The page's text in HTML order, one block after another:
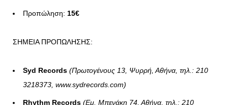
Προπώληση: 15€
ΣΗΜΕΙΑ ΠΡΟΠΩΛΗΣΗΣ:
Syd Records (Πρωτογένους 13, Ψυρρή, Αθήνα, τηλ.: 210
3218373, www.sydrecords.com)
Rhythm Records (Εμ. Μπενάκη 74, Αθήνα, τηλ.: 210